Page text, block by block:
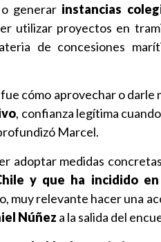
generar instancias
utilizar proyectos en
de concesiones
cómo aprovechar o darle
, confianza legítima
Marcel.
adoptar medidas
y que ha incidido
muy relevante hacer una
Núñez a la salida del